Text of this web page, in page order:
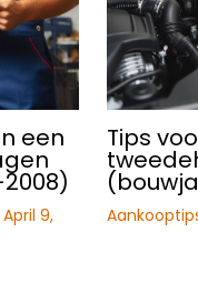
een
April 9,
Tips